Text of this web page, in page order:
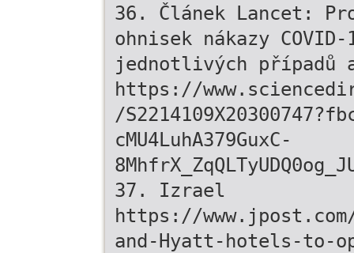
36. Článek Lancet:
ohnisek nákazy
jednotlivých případů
https://
/
cMU4LuhA379GuxC-
37. Izrael
https://
and-Hyatt-hotels-to-